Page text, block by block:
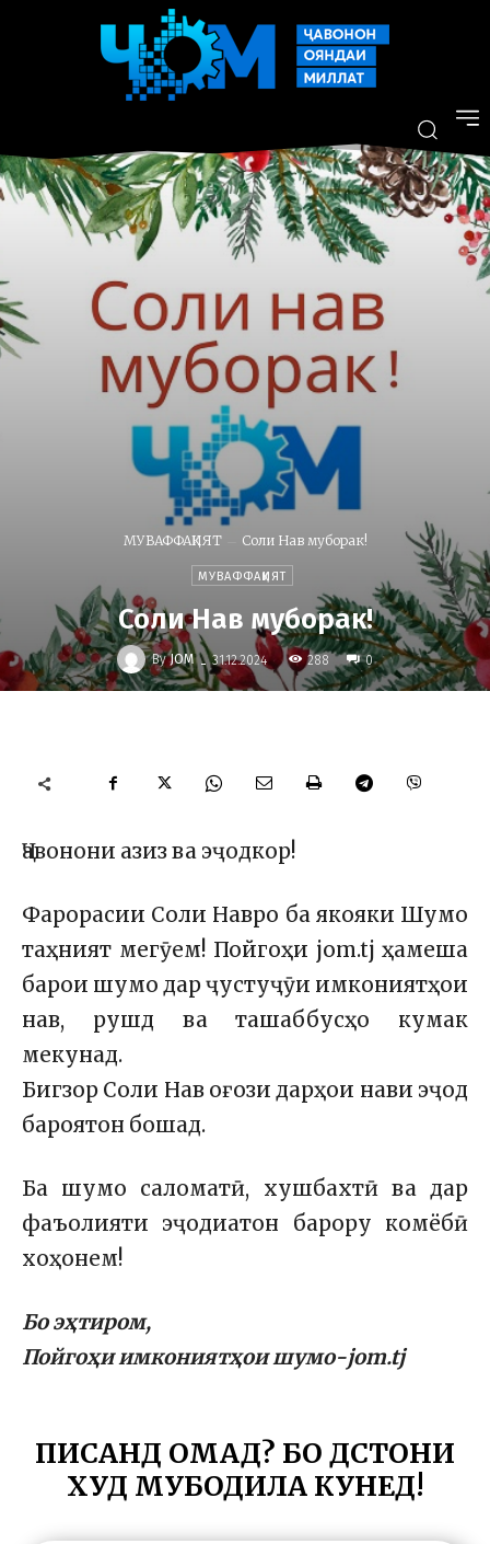
МУВАФФАҚИЯТ Соли Нав муборак!
МУВАФФАҚИЯТ
Соли Нав муборак!
By JOM - 31.12.2024 288 0
Ҷавонони азиз ва эҷодкор!
Фарорасии Соли Навро ба якояки Шумо
таҳният мегӯем! Пойгоҳи jom.tj ҳамеша
барои шумо дар ҷустуҷӯи имкониятҳои
нав, рушд ва ташаббусҳо кумак
мекунад.
Бигзор Соли Нав оғози дарҳои нави эҷод
бароятон бошад.
Ба шумо саломатӣ, хушбахтӣ ва дар
фаъолияти эҷодиатон барору комёбӣ
хоҳонем!
Бо эҳтиром,
Пойгоҳи имкониятҳои шумо-jom.tj
ПИСАНД ОМАД? БО ДӮСТОНИ
ХУД МУБОДИЛА КУНЕД!